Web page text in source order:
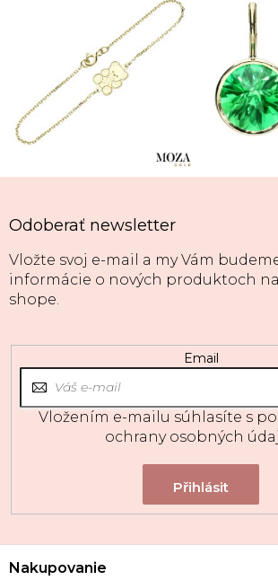
Odoberať newsletter
Vložte svoj e-mail a my Vám
informácie o nových produktoch
shope.
Email
Vložením e-mailu súhlasíte s
ochrany osobných
Z
Nakupovanie